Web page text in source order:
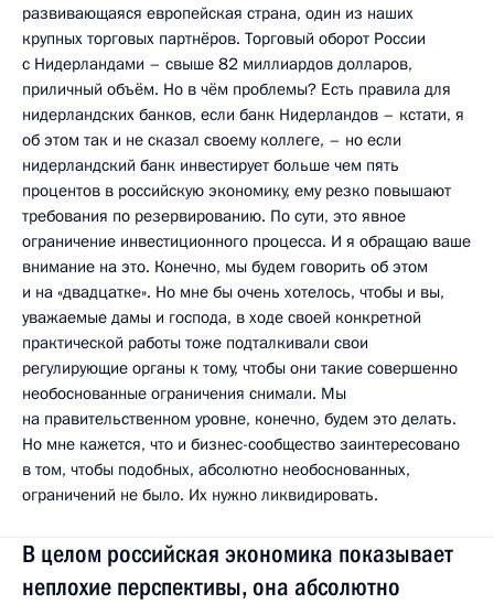
развивающаяся европейская страна, один из наших
крупных торговых партнёров. Торговый оборот России
с Нидерландами – свыше 82 миллиардов долларов,
приличный объём. Но в чём проблемы? Есть правила для
нидерландских банков, если банк Нидерландов – кстати, я
об этом так и не сказал своему коллеге, – но если
нидерландский банк инвестирует больше чем пять
процентов в российскую экономику, ему резко повышают
требования по резервированию. По сути, это явное
ограничение инвестиционного процесса. И я обращаю ваше
внимание на это. Конечно, мы будем говорить об этом
и на «двадцатке». Но мне бы очень хотелось, чтобы и вы,
уважаемые дамы и господа, в ходе своей конкретной
практической работы тоже подталкивали свои
регулирующие органы к тому, чтобы они такие совершенно
необоснованные ограничения снимали. Мы
на правительственном уровне, конечно, будем это делать.
Но мне кажется, что и бизнес-сообщество заинтересовано
в том, чтобы подобных, абсолютно необоснованных,
ограничений не было. Их нужно ликвидировать.
В целом российская экономика показывает
неплохие перспективы, она абсолютно